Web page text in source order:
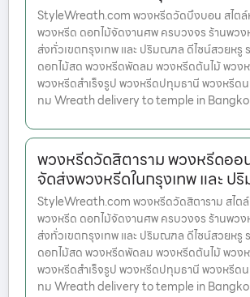
StyleWreath.com พวงหรีดวัดบึงบอน สไตล์
พวงหรีด ดอกไม้จัดงานศพ ครบวงจร ร้านพวง
ส่งทั่วเขตกรุงเทพ และ ปริมณฑล ดีไซน์สวยหรู
ดอกไม้สด พวงหรีดพัดลม พวงหรีดต้นไม้ พวง
พวงหรีดสำเร็จรูป พวงหรีดปทุมธานี พวงหรีด
ทม Wreath delivery to temple in
พวงหรีดวัดสิตาราม พวงหรีดออ
จัดส่งพวงหรีดในกรุงเทพ และ ป
StyleWreath.com พวงหรีดวัดสิตาราม สไต
พวงหรีด ดอกไม้จัดงานศพ ครบวงจร ร้านพวง
ส่งทั่วเขตกรุงเทพ และ ปริมณฑล ดีไซน์สวยหรู
ดอกไม้สด พวงหรีดพัดลม พวงหรีดต้นไม้ พวง
พวงหรีดสำเร็จรูป พวงหรีดปทุมธานี พวงหรีด
ทม Wreath delivery to temple in